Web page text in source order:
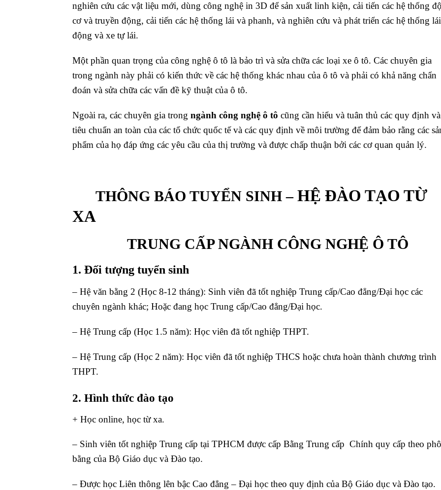
nghiên cứu các vật liệu mới, dùng công nghệ in 3D để sản xuất linh kiện, cải tiến các hệ thống
cơ và truyền động, cải tiến các hệ thống lái và phanh, và nghiên cứu và phát triển các hệ thống
động và xe tự lái.
Một phần quan trọng của công nghệ ô tô là bảo trì và sửa chữa các loại xe ô tô. Các chuyên gia
trong ngành này phải có kiến thức về các hệ thống khác nhau của ô tô và phải có khả năng chẩn
đoán và sửa chữa các vấn đề kỹ thuật của ô tô.
Ngoài ra, các chuyên gia trong ngành công nghệ ô tô cũng cần hiểu và tuân thủ các quy định và
tiêu chuẩn an toàn của các tổ chức quốc tế và các quy định về môi trường để đảm bảo rằng các
phẩm của họ đáp ứng các yêu cầu của thị trường và được chấp thuận bởi các cơ quan quản lý.
THÔNG BÁO TUYỂN SINH – HỆ ĐÀO TẠO TỪ
XA
TRUNG CẤP NGÀNH CÔNG NGHỆ Ô TÔ
1. Đối tượng tuyển sinh
– Hệ văn bằng 2 (Học 8-12 tháng): Sinh viên đã tốt nghiệp Trung cấp/Cao đẳng/Đại học các
chuyên ngành khác; Hoặc đang học Trung cấp/Cao đẳng/Đại học.
– Hệ Trung cấp (Học 1.5 năm): Học viên đã tốt nghiệp THPT.
– Hệ Trung cấp (Học 2 năm): Học viên đã tốt nghiệp THCS hoặc chưa hoàn thành chương trình
THPT.
2. Hình thức đào tạo
+ Học online, học từ xa.
– Sinh viên tốt nghiệp Trung cấp tại TPHCM được cấp Bằng Trung cấp Chính quy cấp theo
bằng của Bộ Giáo dục và Đào tạo.
– Được học Liên thông lên bậc Cao đẳng – Đại học theo quy định của Bộ Giáo dục và Đào tạo.